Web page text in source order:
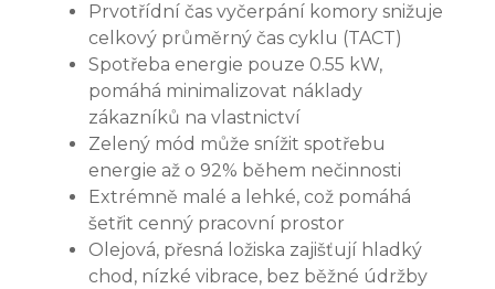
Prvotřídní čas vyčerpání komory snižuje
celkový průměrný čas cyklu (TACT)
Spotřeba energie pouze 0.55 kW,
pomáhá minimalizovat náklady
zákazníků na vlastnictví
Zelený mód může snížit spotřebu
energie až o 92% během nečinnosti
Extrémně malé a lehké, což pomáhá
šetřit cenný pracovní prostor
Olejová, přesná ložiska zajišťují hladký
chod, nízké vibrace, bez běžné údržby